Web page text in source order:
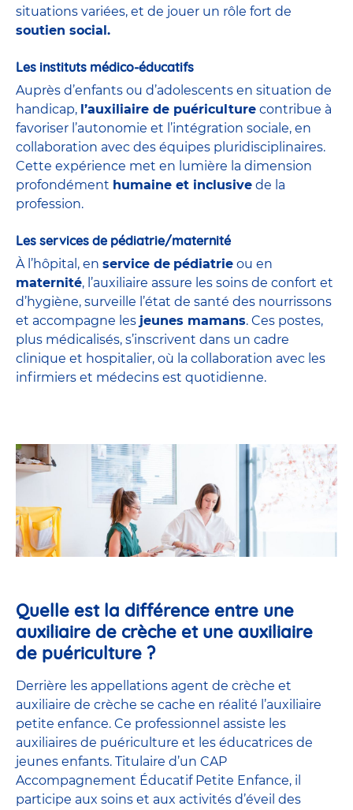
situations variées, et de jouer un rôle fort de
soutien social.
Les instituts médico-éducatifs
Auprès d’enfants ou d’adolescents en situation de
handicap, l’auxiliaire de puériculture contribue à
favoriser l’autonomie et l’intégration sociale, en
collaboration avec des équipes pluridisciplinaires.
Cette expérience met en lumière la dimension
profondément humaine et inclusive de la
profession.
Les services de pédiatrie/maternité
À l’hôpital, en service de pédiatrie ou en
maternité, l’auxiliaire assure les soins de confort et
d’hygiène, surveille l’état de santé des nourrissons
et accompagne les jeunes mamans. Ces postes,
plus médicalisés, s’inscrivent dans un cadre
clinique et hospitalier, où la collaboration avec les
infirmiers et médecins est quotidienne.
Quelle est la différence entre une
auxiliaire de crèche et une auxiliaire
de puériculture ?
Derrière les appellations agent de crèche et
auxiliaire de crèche se cache en réalité l’auxiliaire
petite enfance. Ce professionnel assiste les
auxiliaires de puériculture et les éducatrices de
jeunes enfants. Titulaire d’un CAP
Accompagnement Éducatif Petite Enfance, il
participe aux soins et aux activités d’éveil des